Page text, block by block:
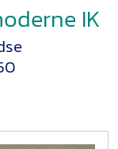
IK